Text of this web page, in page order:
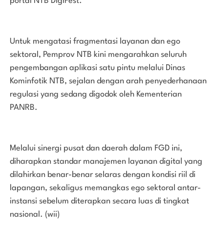
Untuk mengatasi fragmentasi layanan dan ego
sektoral, Pemprov NTB kini mengarahkan seluruh
pengembangan aplikasi satu pintu melalui Dinas
Kominfotik NTB, sejalan dengan arah penyederhanaan
regulasi yang sedang digodok oleh Kementerian
PANRB.
Melalui sinergi pusat dan daerah dalam FGD ini,
diharapkan standar manajemen layanan digital yang
dilahirkan benar-benar selaras dengan kondisi riil di
lapangan, sekaligus memangkas ego sektoral antar-
instansi sebelum diterapkan secara luas di tingkat
nasional. (wii)